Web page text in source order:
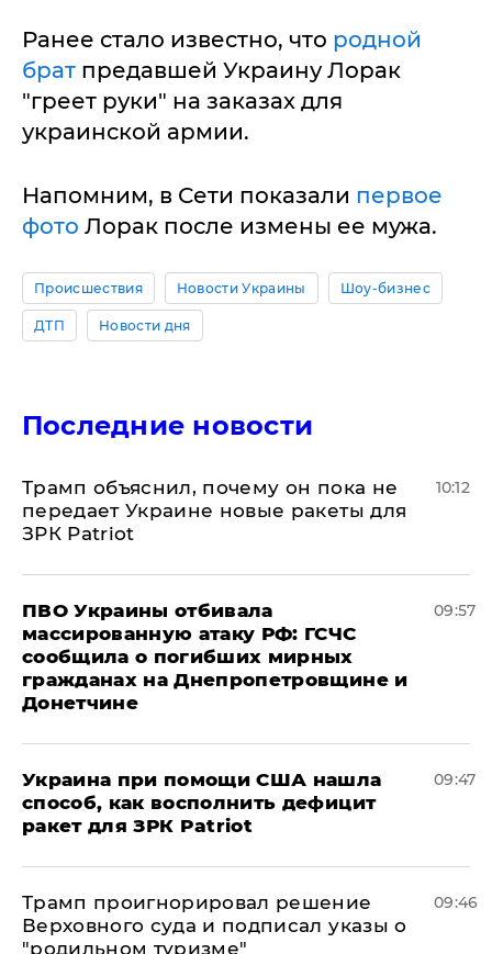
Ранее стало известно, что родной
брат предавшей Украину Лорак
"греет руки" на заказах для
украинской армии.
Напомним, в Сети показали первое
фото Лорак после измены ее мужа.
Происшествия Новости Украины Шоу-бизнес
ДТП Новости дня
Последние новости
Трамп объяснил, почему он пока не
передает Украине новые ракеты для
ЗРК Patriot
10:12
ПВО Украины отбивала
массированную атаку РФ: ГСЧС
сообщила о погибших мирных
гражданах на Днепропетровщине и
Донетчине
09:57
Украина при помощи США нашла
способ, как восполнить дефицит
ракет для ЗРК Patriot
09:47
Трамп проигнорировал решение
Верховного суда и подписал указы о
"родильном туризме"
09:46